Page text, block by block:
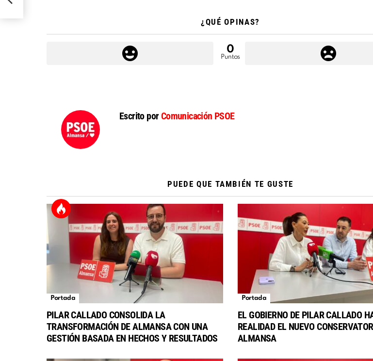
¿QUÉ OPINAS?
0
Puntos
Escrito porComunicación PSOE
PUEDE QUE TAMBIÉN TE GUSTE
Portada
PILAR CALLADO CONSOLIDA LA
TRANSFORMACIÓN DE ALMANSA CON UNA
GESTIÓN BASADA EN HECHOS Y RESULTADOS
Portada
EL GOBIERNO DE PILAR CALLADO
REALIDAD EL NUEVO
ALMANSA